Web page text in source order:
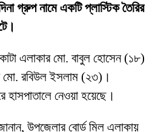
গ্রুপ নামে একটি প্লাস্টিক তৈরির
এলাকার মো. বাবুল হোসেন (১৮)
মো. রবিউল ইসলাম (২৩)।
নেওয়া হয়েছে।
উপজেলার বোর্ড মিল এলাকায়